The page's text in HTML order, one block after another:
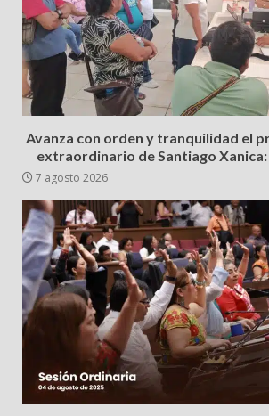
Avanza con orden y tranquilidad el
extraordinario de Santiago Xanica:
7 agosto 2026